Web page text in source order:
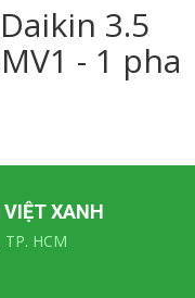
3.5
- 1 pha
XANH
HCM